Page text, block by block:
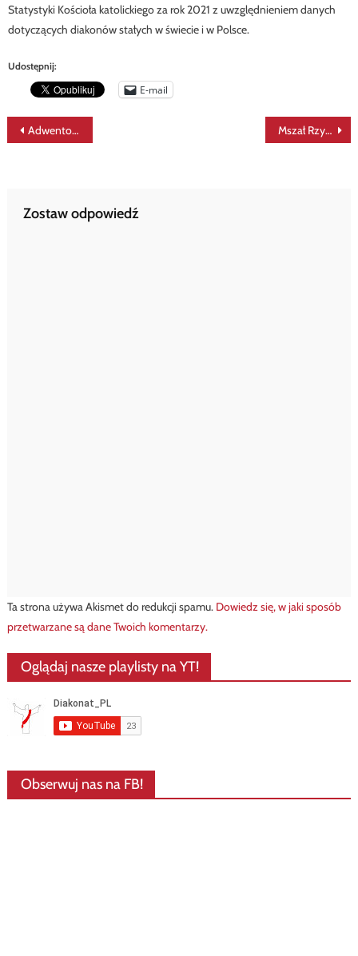
Statystyki Kościoła katolickiego za rok 2021 z uwzględnieniem danych
dotyczących diakonów stałych w świecie i w Polsce.
Udostępnij:
E-mail
Nawigacja
Adwentowy dzień skupienia diakonów stałych na Jasnej Górze Mszał Rzymski – edycja III. Słów kilka
Zostaw odpowiedź
Ta strona używa Akismet do redukcji spamu. Dowiedz się, w jaki sposób
przetwarzane są dane Twoich komentarzy.
Oglądaj nasze playlisty na YT!
Obserwuj nas na FB!